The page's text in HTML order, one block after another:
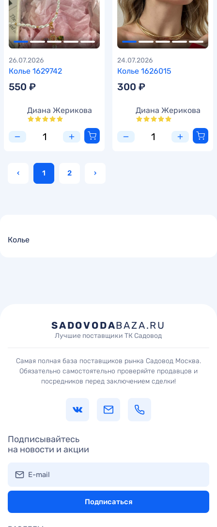
Колье 1629742
26.07.2026
550 ₽
Диана Жерикова
Колье 1626015
24.07.2026
300 ₽
Диана Жерикова
‹ 1 2 ›
Колье
SADOVODABAZA.RU
Лучшие поставщики ТК Садовод
Самая полная база поставщиков рынка Садовод Москва.
Обязательно самостоятельно проверяйте продавцов и
посредников перед заключением сделки!
Подписывайтесь
на новости и акции
E-mail
Подписаться